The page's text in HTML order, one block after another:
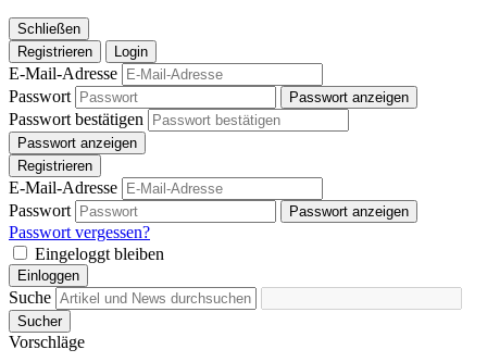
Schließen
Registrieren
Login
E-Mail-Adresse
Passwort
Passwort anzeigen
Passwort bestätigen
Passwort anzeigen
Registrieren
E-Mail-Adresse
Passwort
Passwort anzeigen
Passwort vergessen?
Eingeloggt bleiben
Einloggen
Suche
Sucher
Vorschläge